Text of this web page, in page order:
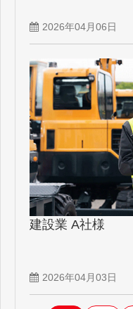
2026年04月06日
建設業 A社様
2026年04月03日